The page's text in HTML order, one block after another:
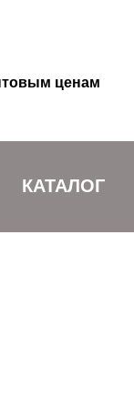
ценам
КАТАЛОГ